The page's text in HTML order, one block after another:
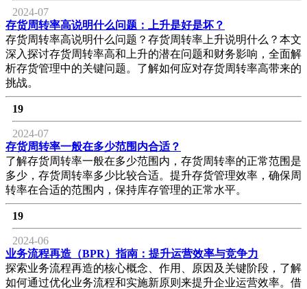
2024-07
存货周转率高说明什么问题：上升是好是坏？
存货周转率高说明什么问题？存货周转率上升说明什么？本文
深入探讨存货周转率高和上升的潜在问题和财务影响，全面解
析存货管理中的关键问题。了解如何应对存货周转率高带来的
挑战。
19
2024-07
存货周转率一般在多少范围内合适？
了解存货周转率一般在多少范围内，存货周转率的正常范围是
多少，存货周转率多少比较合适。提升存货管理效率，确保周
转率在合适的范围内，保持库存管理的正常水平。
19
2024-06
业务流程再造（BPR）指南：提升运营效率与竞争力
探索业务流程再造的核心概念、作用、原因及关键阶段，了解
如何通过优化业务流程和实施新原则来提升企业运营效率。借